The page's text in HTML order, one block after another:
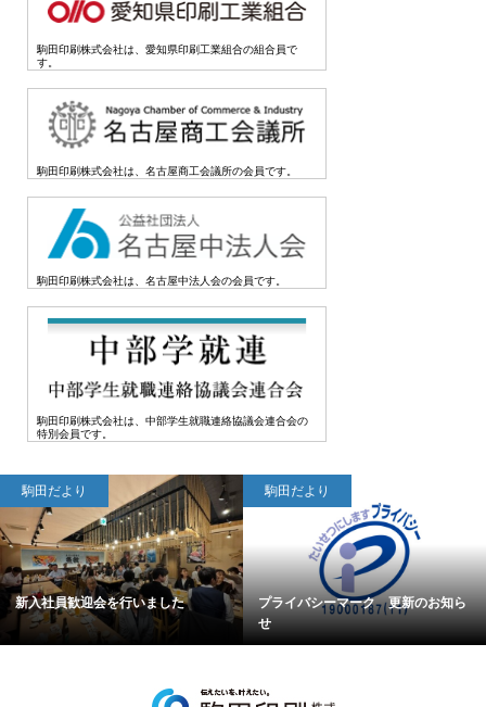
駒田印刷株式会社は、愛知県印刷工業組合の組合員で
す。
駒田印刷株式会社は、名古屋商工会議所の会員です。
駒田印刷株式会社は、名古屋中法人会の会員です。
駒田印刷株式会社は、中部学生就職連絡協議会連合会の
特別会員です。
駒田だより
サラダ劇団 Vol.88 2026.4.1発行
駒田だより
会社説明会、絶賛開催中です！